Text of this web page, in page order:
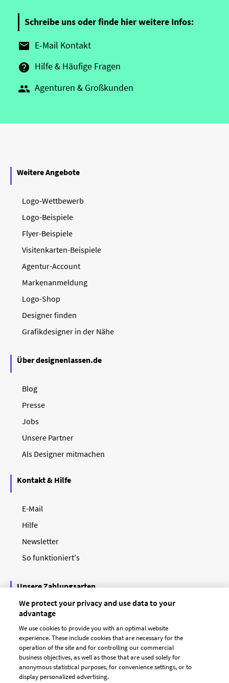
Schreibe uns oder finde hier weitere Infos:
 E-Mail Kontakt
 Hilfe & Häufige Fragen
 Agenturen & Großkunden
Weitere Angebote
Logo-Wettbewerb
Logo-Beispiele
Flyer-Beispiele
Visitenkarten-Beispiele
Agentur-Account
Markenanmeldung
Logo-Shop
Designer finden
Grafikdesigner in der Nähe
Über designenlassen.de
Blog
Presse
Jobs
Unsere Partner
Als Designer mitmachen
Kontakt & Hilfe
E-Mail
Hilfe
Newsletter
So funktioniert's
Unsere Zahlungsarten
We protect your privacy and use data to your
advantage
We use cookies to provide you with an optimal website
experience. These include cookies that are necessary for the
operation of the site and for controlling our commercial
business objectives, as well as those that are used solely for
anonymous statistical purposes, for convenience settings, or to
display personalized advertising.